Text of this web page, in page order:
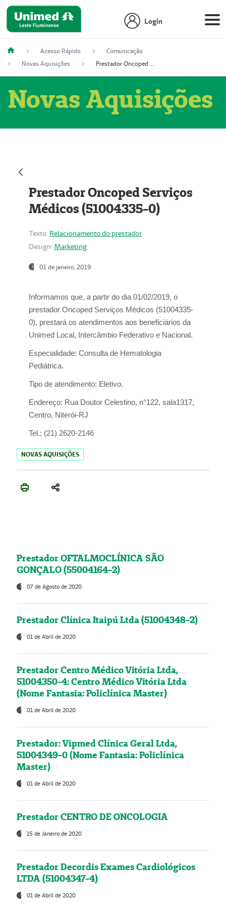
Login
Acesso Rápido
Comunicação
Novas Aquisições
Prestador Oncoped Serviços Médicos (51004335-0)
Novas Aquisições
Prestador Oncoped Serviços
Médicos (51004335-0)
Texto: Relacionamento do prestador
Design: Marketing
01 de janeiro, 2019
Informamos que, a partir do dia 01/02/2019, o
prestador Oncoped Serviços Médicos (51004335-
0), prestará os atendimentos aos beneficiários da
Unimed Local, Intercâmbio Federativo e Nacional.
Especialidade: Consulta de Hematologia
Pediátrica.
Tipo de atendimento: Eletivo.
Endereço: Rua Doutor Celestino, n°122, sala1317,
Centro, Niterói-RJ
Tel.: (21) 2620-2146
NOVAS AQUISIÇÕES
Prestador OFTALMOCLÍNICA SÃO
GONÇALO (55004164-2)
07 de Agosto de 2020
Prestador Clínica Itaipú Ltda (51004348-2)
01 de Abril de 2020
Prestador Centro Médico Vitória Ltda,
51004350-4: Centro Médico Vitória Ltda
(Nome Fantasia: Policlínica Master)
01 de Abril de 2020
Prestador: Vipmed Clínica Geral Ltda,
51004349-0 (Nome Fantasia: Policlínica
Master)
01 de Abril de 2020
Prestador CENTRO DE ONCOLOGIA
15 de Janeiro de 2020
Prestador Decordis Exames Cardiológicos
LTDA (51004347-4)
01 de Abril de 2020